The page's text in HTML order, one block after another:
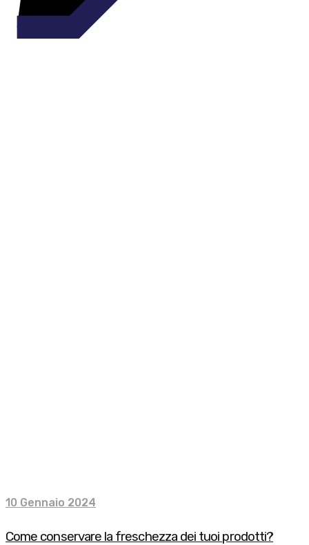
10 Gennaio 2024
Come conservare la freschezza dei tuoi prodotti?